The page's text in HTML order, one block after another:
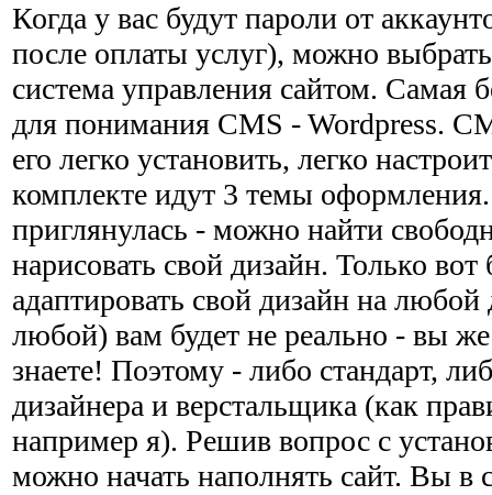
Когда у вас будут пароли от
после оплаты услуг), можно
система управления сайтом. Самая
для понимания CMS - Wordpress.
его легко установить, легко
комплекте идут 3 темы
приглянулась - можно найти
нарисовать свой дизайн. Только вот
адаптировать свой дизайн на
любой) вам будет не реально - вы
знаете! Поэтому - либо стандарт,
дизайнера и верстальщика (как
например я). Решив вопрос с
можно начать наполнять сайт. Вы в